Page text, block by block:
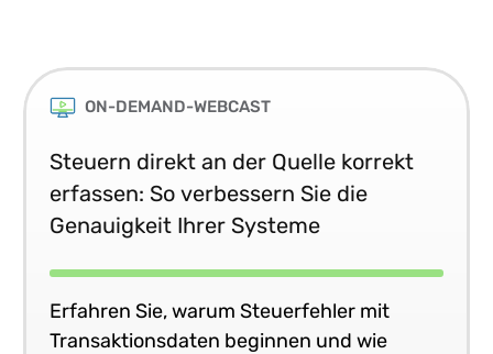
ON-DEMAND-WEBCAST
Steuern direkt an der Quelle korrekt
erfassen: So verbessern Sie die
Genauigkeit Ihrer Systeme
Erfahren Sie, warum Steuerfehler mit
Transaktionsdaten beginnen und wie